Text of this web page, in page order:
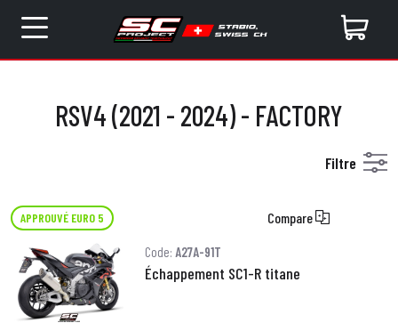
RSV4 (2021 - 2024) - FACTORY
Filtre
APPROUVÉ EURO 5 Compare
Code: A27A-91T
Échappement SC1-R titane